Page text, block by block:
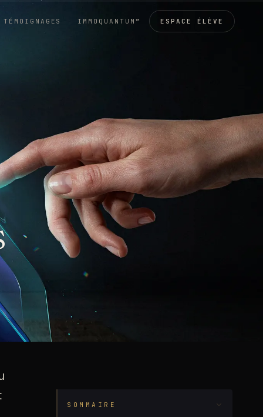
TÉMOIGNAGES IMMOQUANTUM™ ESPACE ÉLÈVE
SOMMAIRE